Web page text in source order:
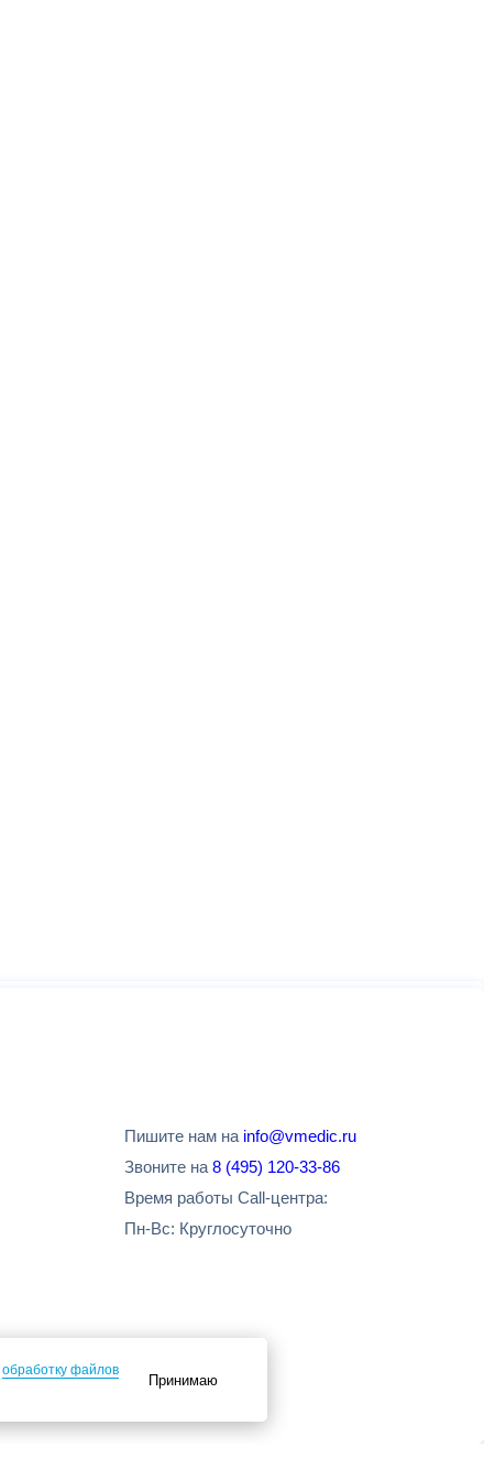
Пишите нам на info@vmedic.ru
Звоните на 8 (495) 120-33-86
Время работы Call-центра:
Пн-Вс: Круглосуточно
обработку файлов
Принимаю